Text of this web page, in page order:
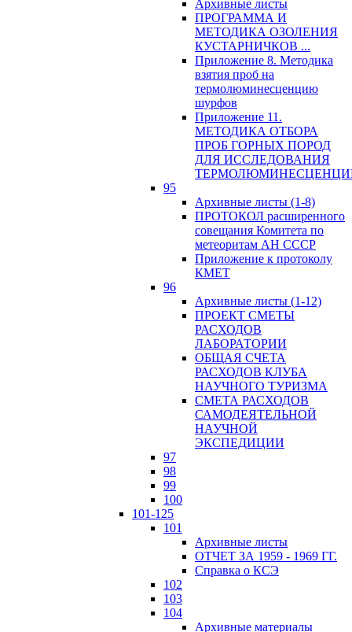
Архивные листы
ПРОГРАММА И
МЕТОДИКА ОЗОЛЕНИЯ
КУСТАРНИЧКОВ ...
Приложение 8. Методика
взятия проб на
термолюминесценцию
шурфов
Приложение 11.
МЕТОДИКА ОТБОРА
ПРОБ ГОРНЫХ ПОРОД
ДЛЯ ИССЛЕДОВАНИЯ
95
Архивные листы (1-8)
ПРОТОКОЛ расширенного
совещания Комитета по
метеоритам АН СССР
Приложение к протоколу
КМЕТ
96
Архивные листы (1-12)
ПРОЕКТ СМЕТЫ
РАСХОДОВ
ЛАБОРАТОРИИ
ОБЩАЯ СЧЕТА
РАСХОДОВ КЛУБА
НАУЧНОГО ТУРИЗМА
СМЕТА РАСХОДОВ
САМОДЕЯТЕЛЬНОЙ
НАУЧНОЙ
ЭКСПЕДИЦИИ
97
98
99
100
101-125
101
Архивные листы
ОТЧЕТ ЗА 1959 - 1969 ГГ.
Справка о КСЭ
102
103
104
Архивные материалы